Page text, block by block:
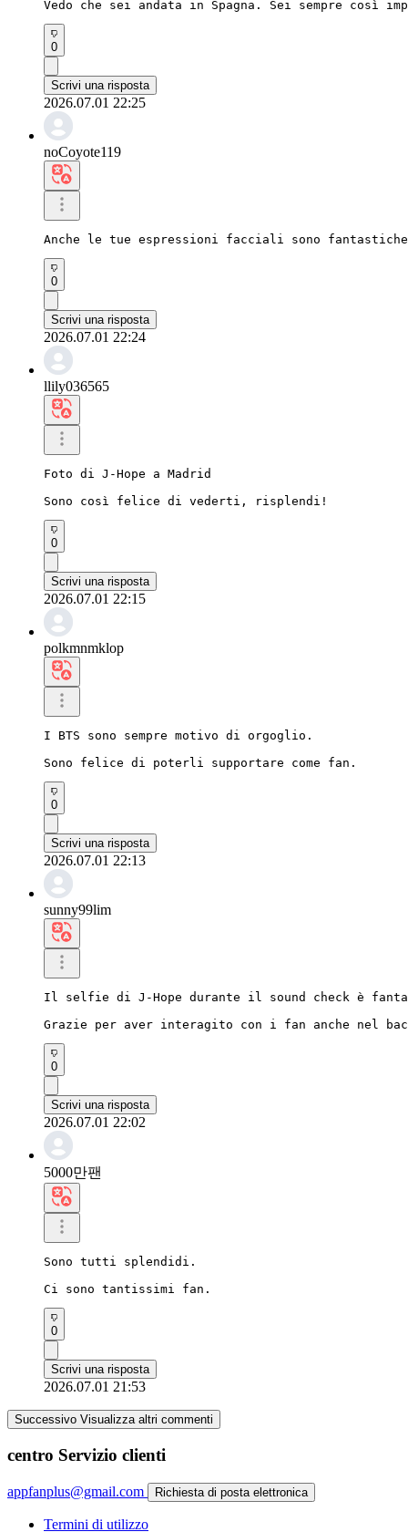
Vedo che sei andata in Spagna. Sei sempre così
0
Scrivi una risposta
2026.07.01 22:25
noCoyote119
Anche le tue espressioni facciali sono
0
Scrivi una risposta
2026.07.01 22:24
llily036565
Foto di J-Hope a Madrid
Sono così felice di vederti, risplendi!
0
Scrivi una risposta
2026.07.01 22:15
polkmnmklop
I BTS sono sempre motivo di orgoglio.
Sono felice di poterli supportare come fan.
0
Scrivi una risposta
2026.07.01 22:13
sunny99lim
Il selfie di J-Hope durante il sound check è
Grazie per aver interagito con i fan anche nel
0
Scrivi una risposta
2026.07.01 22:02
5000만팬
Sono tutti splendidi.
Ci sono tantissimi fan.
0
Scrivi una risposta
2026.07.01 21:53
Successivo Visualizza altri commenti
centro Servizio clienti
appfanplus@gmail.com Richiesta di posta elettronica
Termini di utilizzo